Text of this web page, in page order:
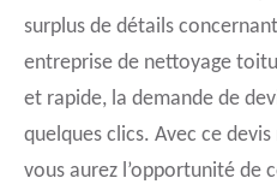
surplus de détails
entreprise de nettoyage
et rapide, la demande de
quelques clics. Avec ce
vous aurez l’opportunité de